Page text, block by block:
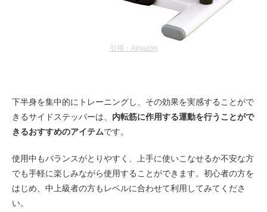
引用：Amazon
下半身を集中的にトレーニングし、その効果を実感することがで
きるサイドステッパーは、 内転筋に作用する運動を行うことがで
きるおすすめのアイテムです。
使用中もバランスがとりやすく、上手に使いこなせるか不安な方
でも手軽に楽しみながら使用することができます。初心者の方を
はじめ、中上級者の方もレベルに合わせて利用してみてくださ
い。